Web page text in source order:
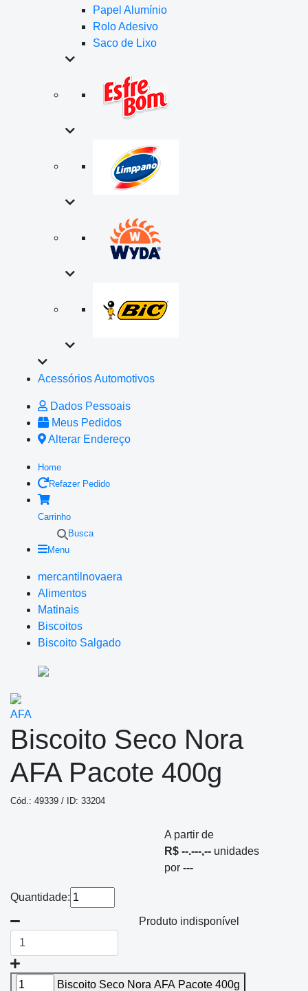
Papel Alumínio
Rolo Adesivo
Saco de Lixo
Acessórios Automotivos
Dados Pessoais
Meus Pedidos
Alterar Endereço
Home
Refazer Pedido
Carrinho
Busca
Menu
mercantilnovaera
Alimentos
Matinais
Biscoitos
Biscoito Salgado
AFA
Biscoito Seco Nora
AFA Pacote 400g
Cód.: 49339 / ID: 33204
A partir de
R$ --.---,-- unidades
por ---
Quantidade:
Produto indisponível
Biscoito Seco Nora AFA Pacote 400g